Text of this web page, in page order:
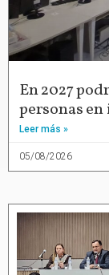
En 2027
personas
Leer más »
05/08/2026